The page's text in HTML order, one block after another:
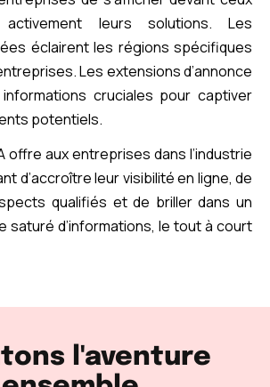
leurs solutions. Les
éclairent les régions spécifiques
Les extensions d’annonce
cruciales pour captiver
potentiels.
offre aux entreprises dans l’industrie
d’accroître leur visibilité en ligne, de
qualifiés et de briller dans un
saturé d’informations, le tout à court
l'aventure